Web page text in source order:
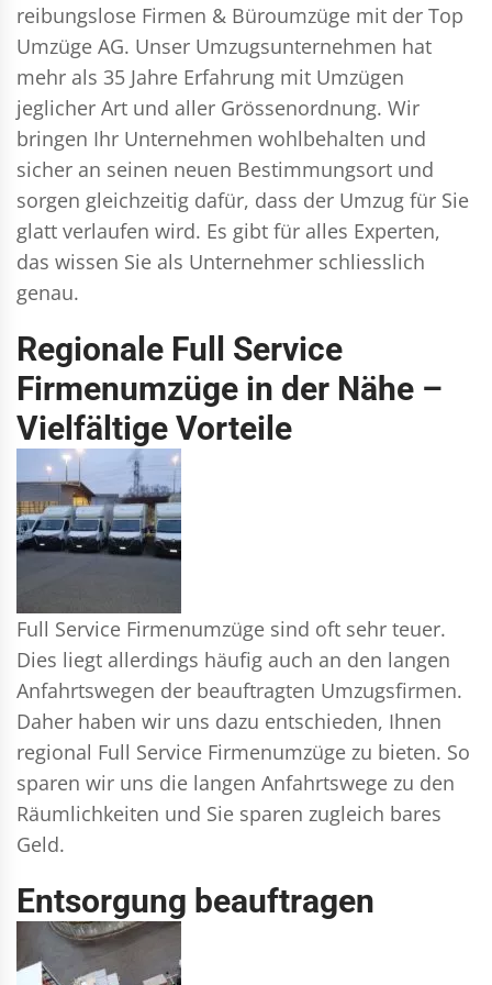
reibungslose Firmen & Büroumzüge mit der Top
Umzüge AG. Unser Umzugsunternehmen hat
mehr als 35 Jahre Erfahrung mit Umzügen
jeglicher Art und aller Grössenordnung. Wir
bringen Ihr Unternehmen wohlbehalten und
sicher an seinen neuen Bestimmungsort und
sorgen gleichzeitig dafür, dass der Umzug für Sie
glatt verlaufen wird. Es gibt für alles Experten,
das wissen Sie als Unternehmer schliesslich
genau.
Regionale Full Service
Firmenumzüge in der Nähe –
Vielfältige Vorteile
Full Service Firmenumzüge sind oft sehr teuer.
Dies liegt allerdings häufig auch an den langen
Anfahrtswegen der beauftragten Umzugsfirmen.
Daher haben wir uns dazu entschieden, Ihnen
regional Full Service Firmenumzüge zu bieten. So
sparen wir uns die langen Anfahrtswege zu den
Räumlichkeiten und Sie sparen zugleich bares
Geld.
Entsorgung beauftragen